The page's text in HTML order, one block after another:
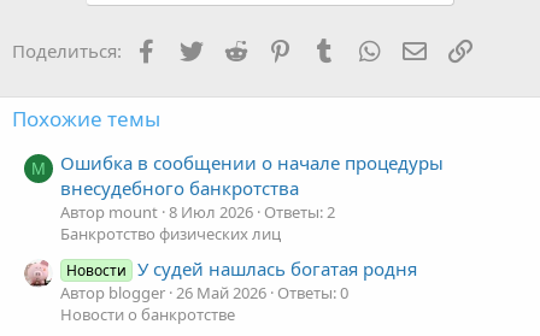
Поделиться: Facebook
TwitterReddit PinterestTumblr WhatsApp Ссылка
Похожие темы
M
Ошибка в сообщении о начале процедуры
внесудебного банкротства
Автор mount 8 Июл 2026 Ответы: 2
Банкротство физических лиц
Новости У судей нашлась богатая родня
Автор blogger 26 Май 2026 Ответы: 0
Новости о банкротстве